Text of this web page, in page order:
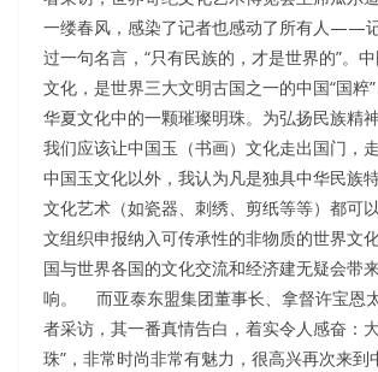
一缕春风，感染了记者也感动了所有人——
过一句名言，“只有民族的，才是世界的”。中
文化，是世界三大文明古国之一的中国“国粹
华夏文化中的一颗璀璨明珠。为弘扬民族精
我们应该让中国玉（书画）文化走出国门，
中国玉文化以外，我认为凡是独具中华民族
文化艺术（如瓷器、刺绣、剪纸等等）都可
文组织申报纳入可传承性的非物质的世界文
国与世界各国的文化交流和经济建无疑会带
响。 而亚泰东盟集团董事长、拿督许宝恩
者采访，其一番真情告白，着实令人感奋：
珠”，非常时尚非常有魅力，很高兴再次来到